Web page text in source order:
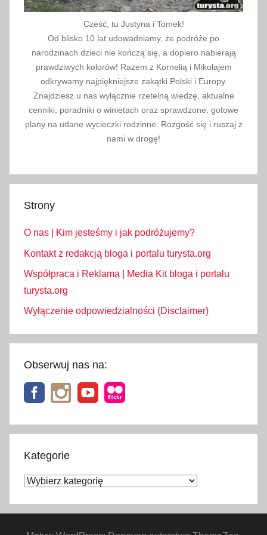
Cześć, tu Justyna i Tomek!
Od blisko 10 lat udowadniamy, że podróże po
narodzinach dzieci nie kończą się, a dopiero nabierają
prawdziwych kolorów! Razem z Kornelią i Mikołajem
odkrywamy najpiękniejsze zakątki Polski i Europy.
Znajdziesz u nas wyłącznie rzetelną wiedzę, aktualne
cenniki, poradniki o winietach oraz sprawdzone, gotowe
plany na udane wycieczki rodzinne. Rozgość się i ruszaj z
nami w drogę!
Strony
O nas | Kim jesteśmy i jak podróżujemy?
Kontakt z redakcją bloga i portalu turysta.org
Współpraca i Reklama | Media Kit bloga i portalu
turysta.org
Wyłączenie odpowiedzialności (Disclaimer)
Obserwuj nas na:
Kategorie
Kategorie